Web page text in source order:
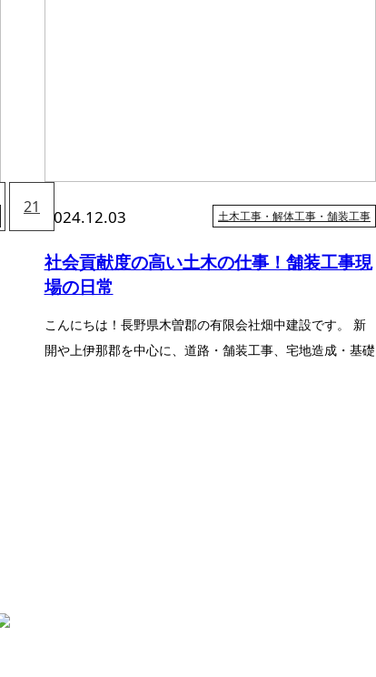
2024.12.03 土木工事・解体工事・舗装工事
社会貢献度の高い土木の仕事！舗装工事現
場の日常
こんにちは！長野県木曽郡の有限会社畑中建設です。 新
開や上伊那郡を中心に、道路・舗装工事、宅地造成・基礎
21